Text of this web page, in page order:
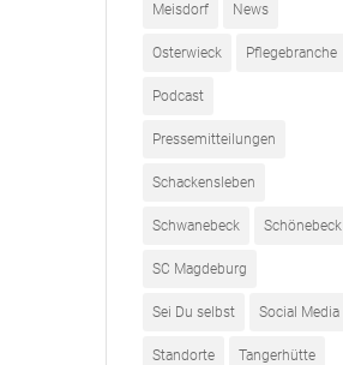
Meisdorf News
Osterwieck Pflegebranche
Podcast
Pressemitteilungen
Schackensleben
Schwanebeck Schönebeck
SC Magdeburg
Sei Du selbst Social Media
Standorte Tangerhütte